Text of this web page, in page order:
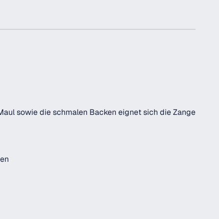
sowie die schmalen Backen eignet sich die Zange